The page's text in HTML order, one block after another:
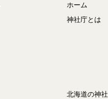
ホーム
神社庁とは
北海道の神社